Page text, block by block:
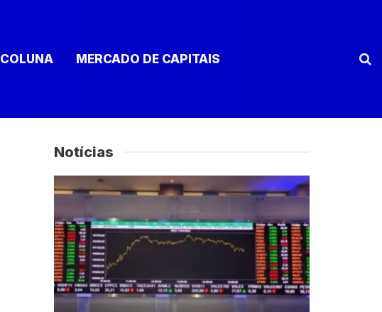
COLUNA MERCADO DE CAPITAIS
Notícias